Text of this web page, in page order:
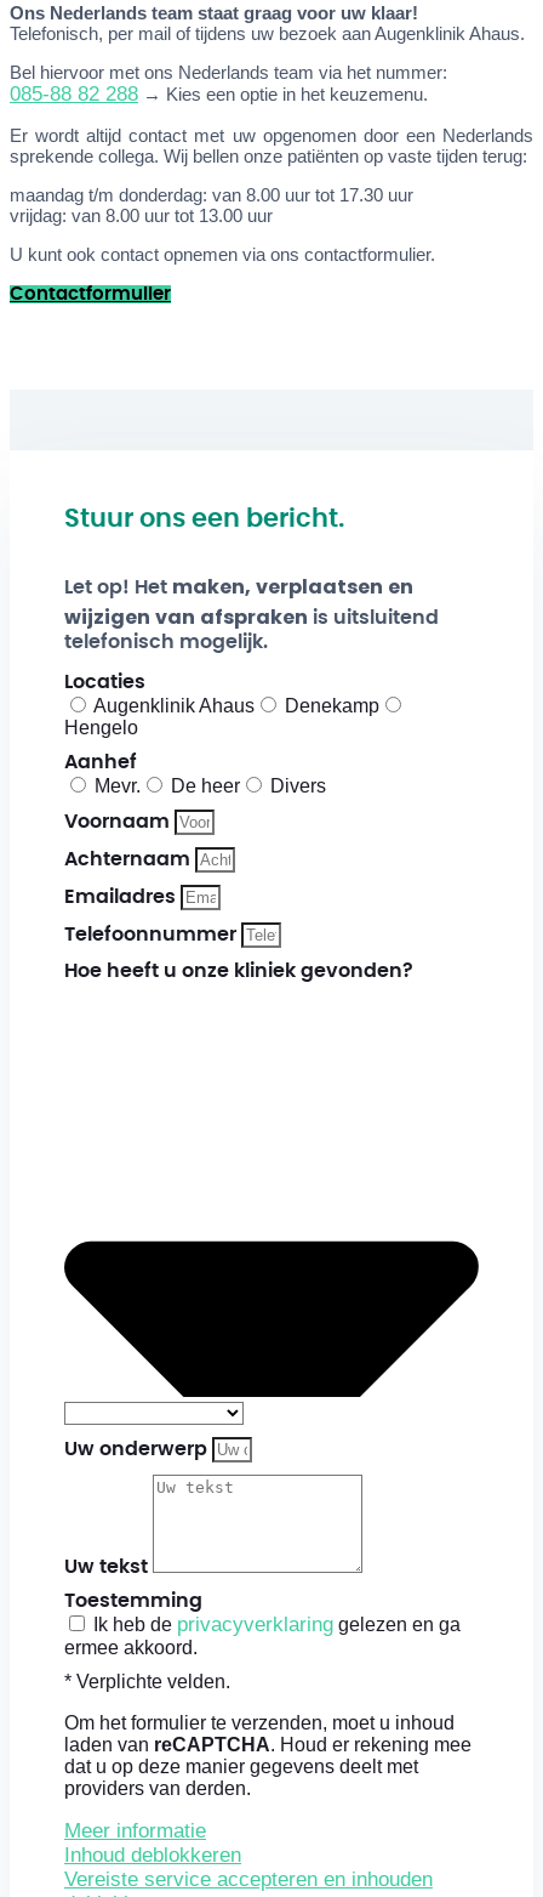
Ons Nederlands team staat graag voor uw klaar!
Telefonisch, per mail of tijdens uw bezoek aan Augenklinik Ahaus.
Bel hiervoor met ons Nederlands team via het nummer:
085-88 82 288 → Kies een optie in het keuzemenu.
Er wordt altijd contact met uw opgenomen door een Nederlands
sprekende collega. Wij bellen onze patiënten op vaste tijden terug:
maandag t/m donderdag: van 8.00 uur tot 17.30 uur
vrijdag: van 8.00 uur tot 13.00 uur
U kunt ook contact opnemen via ons contactformulier.
Contactformulier
Stuur ons een bericht.
Let op! Het maken, verplaatsen en
wijzigen van afspraken is uitsluitend
telefonisch mogelijk.
Locaties
Augenklinik Ahaus
Denekamp
Hengelo
Aanhef
Mevr. De heer Divers
Voornaam
Achternaam
Emailadres
Telefoonnummer
Hoe heeft u onze kliniek gevonden?
Uw onderwerp
Uw tekst
Toestemming
Ik heb de privacyverklaring gelezen en ga
ermee akkoord.
* Verplichte velden.
Om het formulier te verzenden, moet u inhoud
laden van reCAPTCHA. Houd er rekening mee
dat u op deze manier gegevens deelt met
providers van derden.
Meer informatie
Inhoud deblokkeren
Vereiste service accepteren en inhouden